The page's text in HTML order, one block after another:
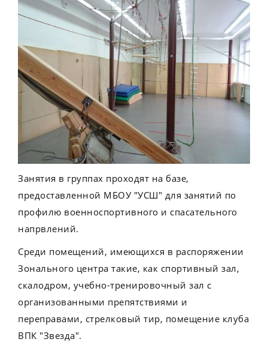
Занятия в группах проходят на базе,
предоставленной МБОУ "УСШ" для занятий по
профилю военноспортивного и спасательного
напрвлений.
Среди помещений, имеющихся в распоряжении
Зонального центра такие, как спортивный зал,
скалодром, учебно-тренировочный зал с
организованными препятствиями и
переправами, стрелковый тир, помещение клуба
ВПК "Звезда".